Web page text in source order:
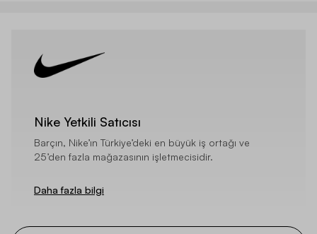
Nike Yetkili Satıcısı
Barçın, Nike’ın Türkiye’deki en büyük iş ortağı ve
25’den fazla mağazasının işletmecisidir.
Daha fazla bilgi